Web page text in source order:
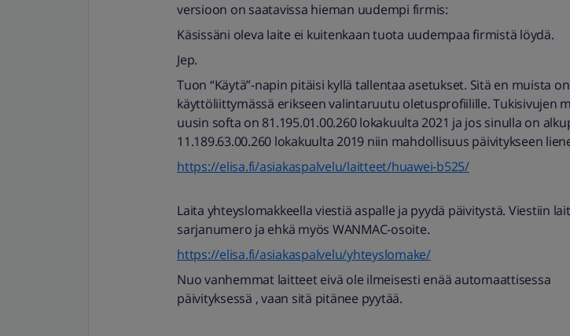
versioon on saatavissa hieman uudempi firmis:
Käsissäni oleva laite ei kuitenkaan tuota uudempaa firmistä löydä.
Jep.
Tuon “Käytä”-napin pitäisi kyllä tallentaa asetukset. Sitä en muista
käyttöliittymässä erikseen valintaruutu oletusprofiilille. Tukisivujen
uusin softa on 81.195.01.00.260 lokakuulta 2021 ja jos sinulla on
11.189.63.00.260 lokakuulta 2019 niin mahdollisuus päivitykseen
https://elisa.fi/asiakaspalvelu/laitteet/huawei-b525/
Laita yhteyslomakkeella viestiä aspalle ja pyydä päivitystä. Viestiin
sarjanumero ja ehkä myös WANMAC-osoite.
https://elisa.fi/asiakaspalvelu/yhteyslomake/
Nuo vanhemmat laitteet eivä ole ilmeisesti enää automaattisessa
päivityksessä , vaan sitä pitänee pyytää.